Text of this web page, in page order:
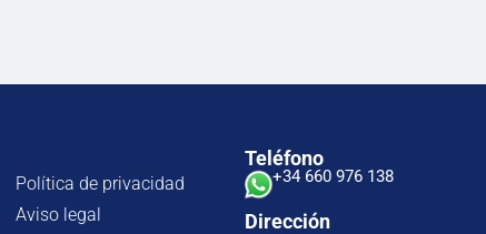
Política de privacidad
Aviso legal
Teléfono
+34 660 976 138
Dirección